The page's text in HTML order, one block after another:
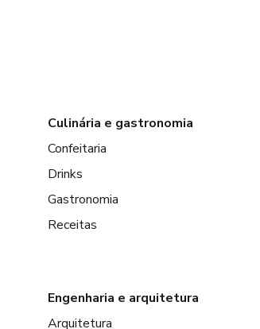
Culinária e gastronomia
Confeitaria
Drinks
Gastronomia
Receitas
Engenharia e arquitetura
Arquitetura